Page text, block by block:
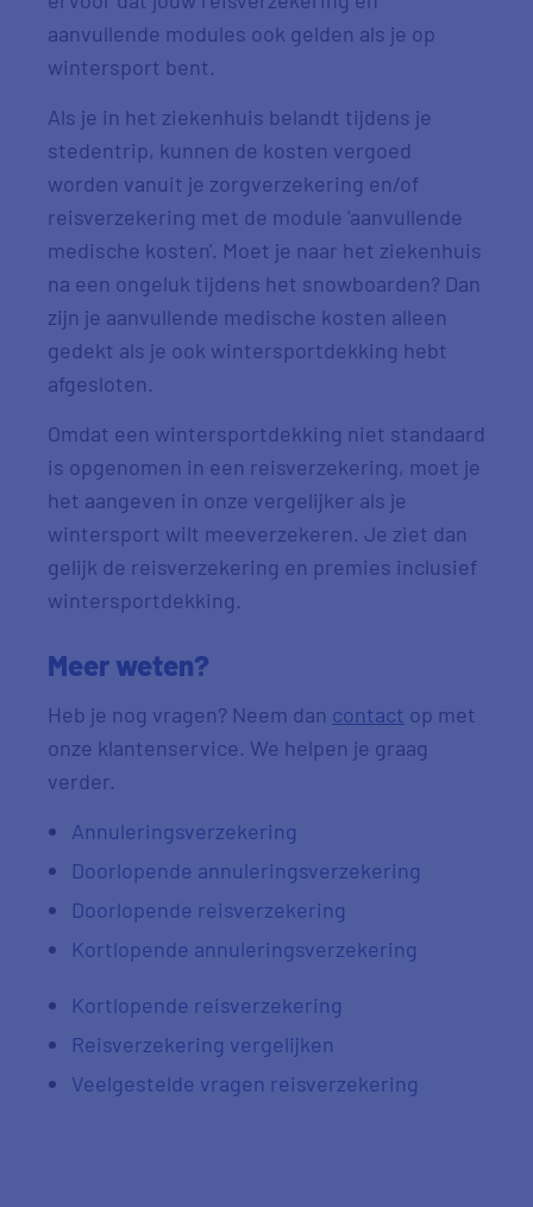
aanvullende modules ook gelden als je op
wintersport bent.
Als je in het ziekenhuis belandt tijdens je
stedentrip, kunnen de kosten vergoed
worden vanuit je zorgverzekering en/of
reisverzekering met de module 'aanvullende
medische kosten'. Moet je naar het ziekenhuis
na een ongeluk tijdens het snowboarden? Dan
zijn je aanvullende medische kosten alleen
gedekt als je ook wintersportdekking hebt
afgesloten.
Omdat een wintersportdekking niet standaard
is opgenomen in een reisverzekering, moet je
het aangeven in onze vergelijker als je
wintersport wilt meeverzekeren. Je ziet dan
gelijk de reisverzekering en premies inclusief
wintersportdekking.
Meer weten?
Heb je nog vragen? Neem dan contact op met
onze klantenservice. We helpen je graag
verder.
Annuleringsverzekering
Doorlopende annuleringsverzekering
Doorlopende reisverzekering
Kortlopende annuleringsverzekering
Kortlopende reisverzekering
Reisverzekering vergelijken
Veelgestelde vragen reisverzekering